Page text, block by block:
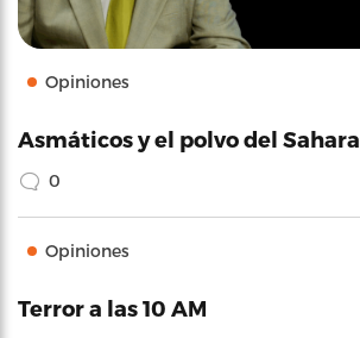
Opiniones
Asmáticos y el polvo del Sahara
0
Opiniones
Terror a las 10 AM